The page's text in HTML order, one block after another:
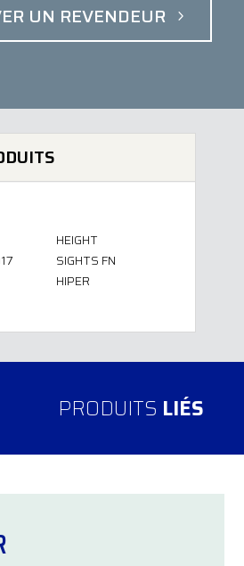
UN REVENDEUR
HEIGHT
SIGHTS FN
HIPER
PRODUITS LIÉS